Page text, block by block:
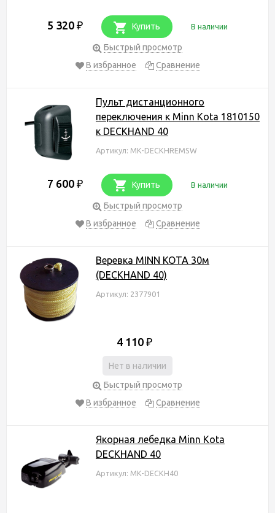
5 320 ₽ Купить В наличии
Быстрый просмотр
В избранное
Сравнение
Пульт дистанционного
переключения к Minn Kota 1810150
к DECKHAND 40
Артикул: MK-DECKHREMSW
7 600 ₽ Купить В наличии
Быстрый просмотр
В избранное
Сравнение
Веревка MINN KOTA 30м
(DECKHAND 40)
Артикул: 2377901
4 110 ₽
Нет в наличии
Быстрый просмотр
В избранное
Сравнение
Якорная лебедка Minn Kota
DECKHAND 40
Артикул: MK-DECKH40